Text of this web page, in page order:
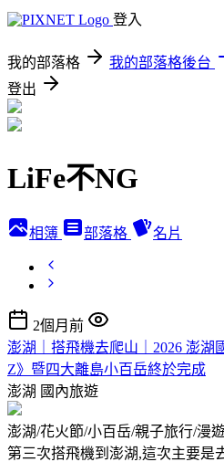
登入
我的部落格 我的部落格後台
登出
LiFe不NG
相簿 部落格 名片
2個月前
澎湖｜搭飛機去爬山｜2026 澎湖
Z》暨四大離島小百岳終於完成
澎湖 國內旅遊
澎湖/花火節/小百岳/親子旅行/漫
第三次搭飛機到澎湖,這次主要是